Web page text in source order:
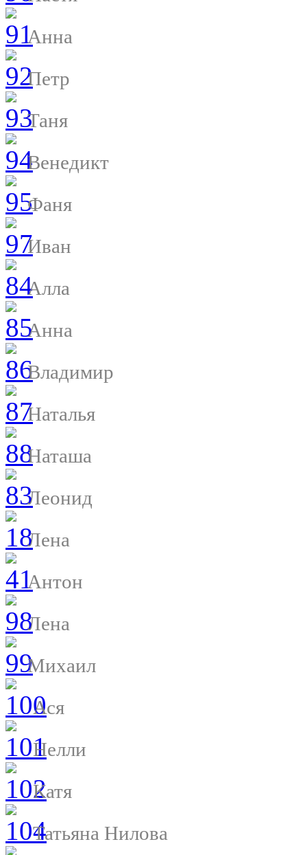
Анна
Петр
Таня
Венедикт
Фаня
Иван
Алла
Анна
Владимир
Наталья
Наташа
Леонид
Лена
Антон
Лена
Михаил
Ася
Нелли
Катя
Татьяна Нилова